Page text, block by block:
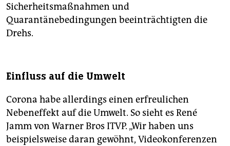
Sicherheitsmaßnahmen und
Quarantänebedingungen beeinträchtigten die
Drehs.
Einfluss auf die Umwelt
Corona habe allerdings einen erfreulichen
Nebeneffekt auf die Umwelt. So sieht es René
Jamm von Warner Bros ITVP. „Wir haben uns
beispielsweise daran gewöhnt, Videokonferenzen